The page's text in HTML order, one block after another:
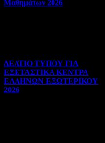
Μαθημάτων 2026
ΔΕΛΤΙΟ ΤΥΠΟΥ ΓΙΑ
ΕΞΕΤΑΣΤΙΚΑ ΚΕΝΤΡΑ
ΕΛΛΗΝΩΝ ΕΞΩΤΕΡΙΚΟΥ
2026